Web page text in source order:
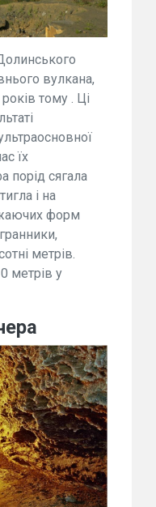
вулкана,
тому . Ці
їх
порід сягала
і на
форм
метрів.
метрів у